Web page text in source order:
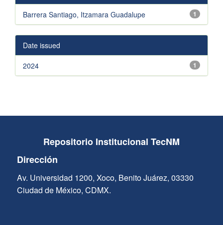
1
Barrera Santiago, Itzamara Guadalupe
Date issued
1
2024
Repositorio Institucional TecNM
Dirección
Av. Universidad 1200, Xoco, Benito Juárez, 03330
Ciudad de México, CDMX.